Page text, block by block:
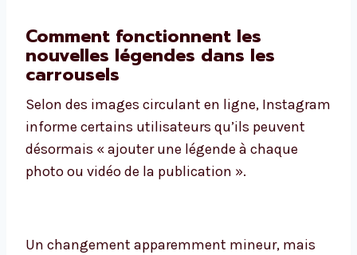
Comment fonctionnent les
nouvelles légendes dans les
carrousels
Selon des images circulant en ligne, Instagram
informe certains utilisateurs qu’ils peuvent
désormais « ajouter une légende à chaque
photo ou vidéo de la publication ».
Un changement apparemment mineur, mais